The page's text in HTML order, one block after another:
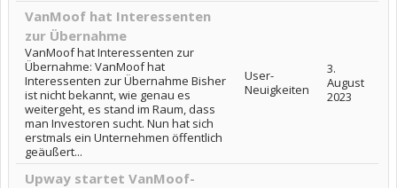
VanMoof hat Interessenten
zur Übernahme
VanMoof hat Interessenten zur
Übernahme: VanMoof hat
Interessenten zur Übernahme Bisher
ist nicht bekannt, wie genau es
weitergeht, es stand im Raum, dass
man Investoren sucht. Nun hat sich
erstmals ein Unternehmen öffentlich
geäußert...
User-
Neuigkeiten
3.
August
2023
Upway startet VanMoof-